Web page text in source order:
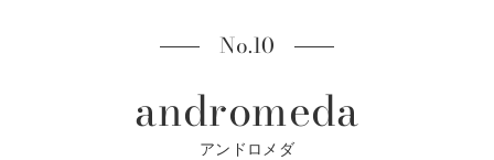
No.10
andromeda
アンドロメダ